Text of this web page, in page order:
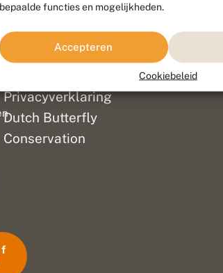
bepaalde functies en mogelijkheden.
Accepteren
Cookiebeleid
Colofon
Disclaimer
Privacyverklaring
Dutch Butterfly
Conservation
ontwikkeld door Go2People, ontworpen door